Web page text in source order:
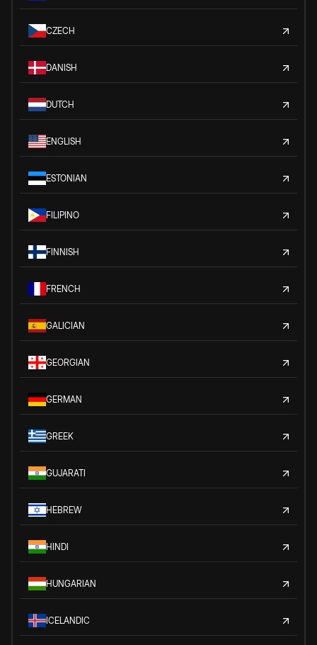
CZECH
DANISH
DUTCH
ENGLISH
ESTONIAN
FILIPINO
FINNISH
FRENCH
GALICIAN
GEORGIAN
GERMAN
GREEK
GUJARATI
HEBREW
HINDI
HUNGARIAN
ICELANDIC